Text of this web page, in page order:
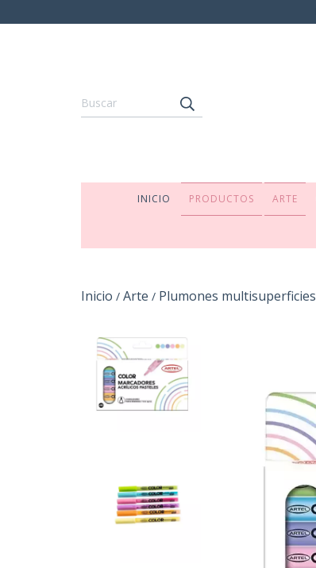
INICIO PRODUCTOS ARTE
Inicio / Arte / Plumones multisuperficies